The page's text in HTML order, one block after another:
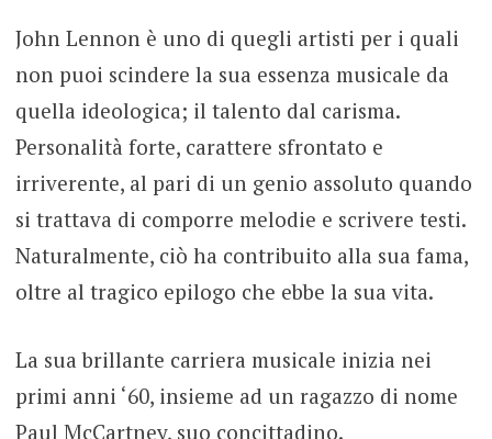
John Lennon è uno di quegli artisti per i quali
non puoi scindere la sua essenza musicale da
quella ideologica; il talento dal carisma.
Personalità forte, carattere sfrontato e
irriverente, al pari di un genio assoluto quando
si trattava di comporre melodie e scrivere testi.
Naturalmente, ciò ha contribuito alla sua fama,
oltre al tragico epilogo che ebbe la sua vita.
La sua brillante carriera musicale inizia nei
primi anni ‘60, insieme ad un ragazzo di nome
Paul McCartney, suo concittadino.